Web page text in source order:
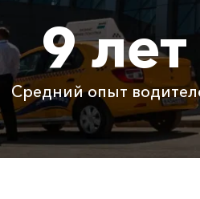
2625 ₽
12500 ₽ 18750 ₽
9 лет
Средний опыт